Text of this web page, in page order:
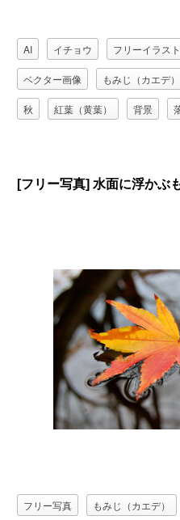
AI イチョウ フリーイラスト
ベクター画像 もみじ（カエデ）
秋 紅葉（黄葉） 背景
[フリー写真] 水面に浮かぶ
フリー写真 もみじ（カエデ）